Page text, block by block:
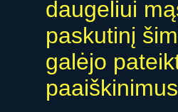
daugeliui
paskutinį
galėjo